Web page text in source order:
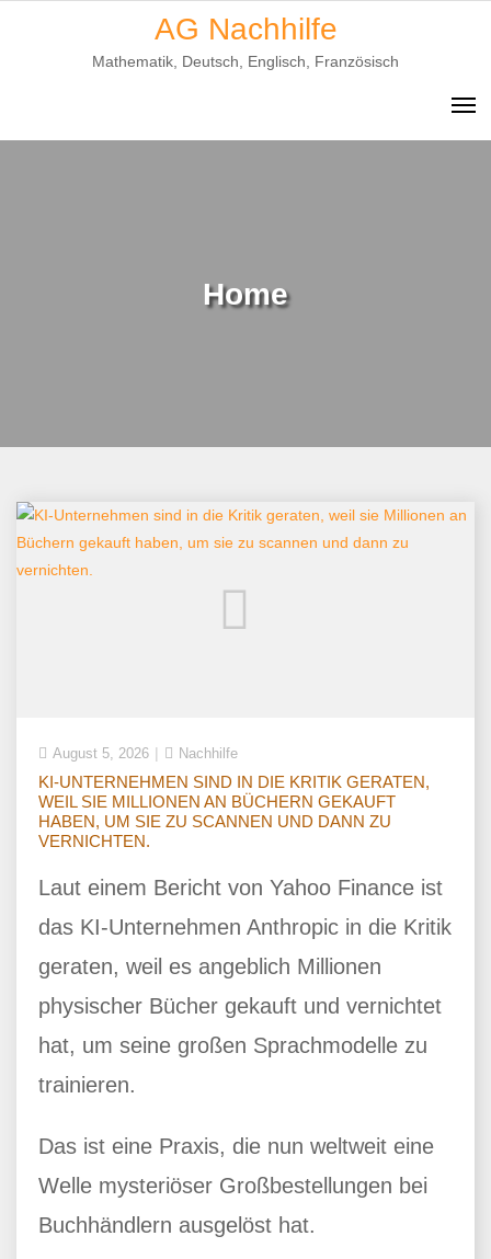
AG Nachhilfe
Mathematik, Deutsch, Englisch, Französisch
Home
August 5, 2026 Nachhilfe
KI-UNTERNEHMEN SIND IN DIE KRITIK GERATEN,
WEIL SIE MILLIONEN AN BÜCHERN GEKAUFT
HABEN, UM SIE ZU SCANNEN UND DANN ZU
VERNICHTEN.
Laut einem Bericht von Yahoo Finance ist
das KI-Unternehmen Anthropic in die Kritik
geraten, weil es angeblich Millionen
physischer Bücher gekauft und vernichtet
hat, um seine großen Sprachmodelle zu
trainieren.
Das ist eine Praxis, die nun weltweit eine
Welle mysteriöser Großbestellungen bei
Buchhändlern ausgelöst hat.